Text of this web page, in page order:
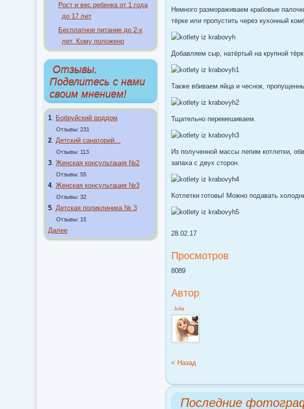
Рост и вес ребенка от 1 года
до 17 лет
Бесплатное питание до 2-х
лет. Кому положено
Отзывы.
Поделитесь с нами
своим мнением!
1 Бобруйский роддом
Отзывы: 231
2 Детский санаторий...
Отзывы: 113
3 Женская консультация №2
Отзывы: 55
4. Женская консультация №3
Отзывы: 32
5 Детская поликлиника № 3
Отзывы: 15
Далее
Немного размораживаем крабовые
тёрке или пропустить через кухонный
Добавляем сыр, натёртый на крупной
Также вбиваем яйца и чеснок,
Тщательно перемешиваем.
Из полученной массы лепим котлетки,
запаха с двух сторон.
Котлетки готовы! Можно подавать
28.02.17
Просмотров
8089
Автор
Julia
< Назад
Последние